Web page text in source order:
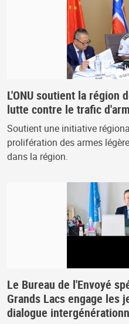
L'ONU soutient la région
lutte contre le trafic
Soutient une initiative
prolifération des armes
dans la région.
Le Bureau de l'Envoyé
Grands Lacs engage les
dialogue